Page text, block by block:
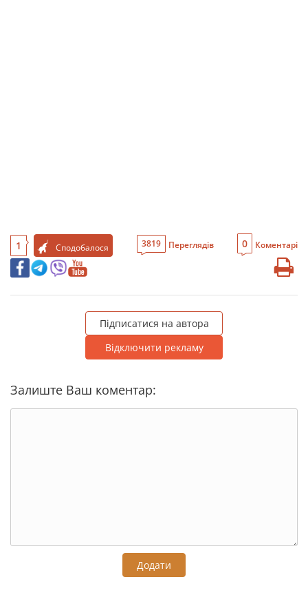
1 Сподобалося 3819 Переглядів 0 Коментарі
Підписатися на автора
Відключити рекламу
Залиште Ваш коментар:
Додати